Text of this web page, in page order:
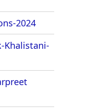
2024
Khalistani-